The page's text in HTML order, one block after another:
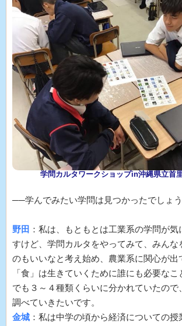
学問カルタワークショップin沖縄県立首
──学んでみたい学問は見つかったでしょう
野田 ：私は、もともとは工業系の学問が
すけど、学問カルタをやってみて、みんな
のもいいなと考え始め、農業系に関心が出
「食」は生きていくために誰にも必要な
でも３～４種類くらいに分かれていたので
調べていきたいです。
金城 ：私は中学の頃から経済についての